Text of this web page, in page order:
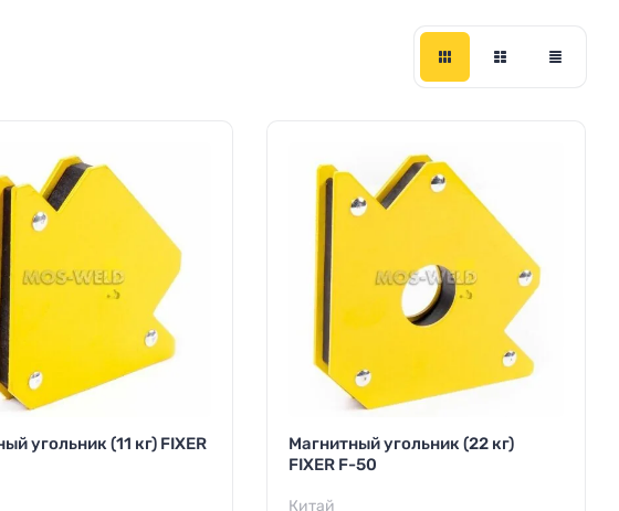
угольник (11 кг) FIXER
Магнитный угольник (22 кг)
FIXER F-50
Китай